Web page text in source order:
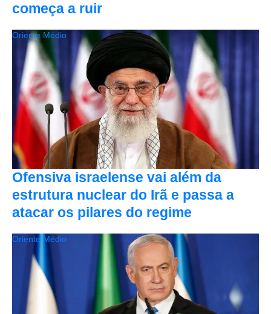
começa a ruir
Ofensiva israelense vai além da
estrutura nuclear do Irã e passa a
atacar os pilares do regime
Oriente Médio
Oriente Médio